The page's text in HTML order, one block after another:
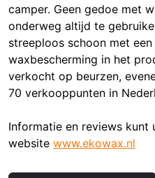
camper. Geen gedoe met
onderweg altijd te
streeploos schoon met
waxbescherming in het
verkocht op beurzen,
70 verkooppunten in
Informatie en reviews kunt
website www.ekowax.nl